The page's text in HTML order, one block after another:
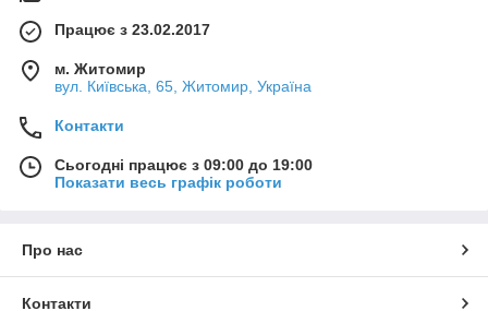
Працює з 23.02.2017
м. Житомир
вул. Київська, 65, Житомир, Україна
Контакти
Сьогодні працює з 09:00 до 19:00
Показати весь графік роботи
Про нас
Контакти